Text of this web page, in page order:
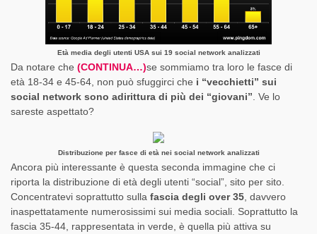
Età media degli utenti USA sui 19 social network analizzati
Da notare che (CONTINUA…)se sommiamo tra loro le fasce di
età 18-34 e 45-64, non può sfuggirci che i “vecchietti” sui
social network sono adirittura di più dei “giovani” . Ve lo
sareste aspettato?
Distribuzione per fasce di età nei social network analizzati
Ancora più interessante è questa seconda immagine che ci
riporta la distribuzione di età degli utenti “social”, sito per sito.
Concentratevi soprattutto sulla fascia degli over 35 , davvero
inaspettatamente numerosissimi sui media sociali. Soprattutto la
fascia 35-44, rappresentata in verde, è quella più attiva su